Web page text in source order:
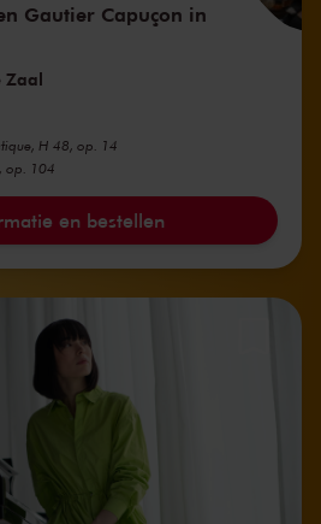
Gautier Capuçon in
Zaal
H 48, op. 14
op. 104
en bestellen